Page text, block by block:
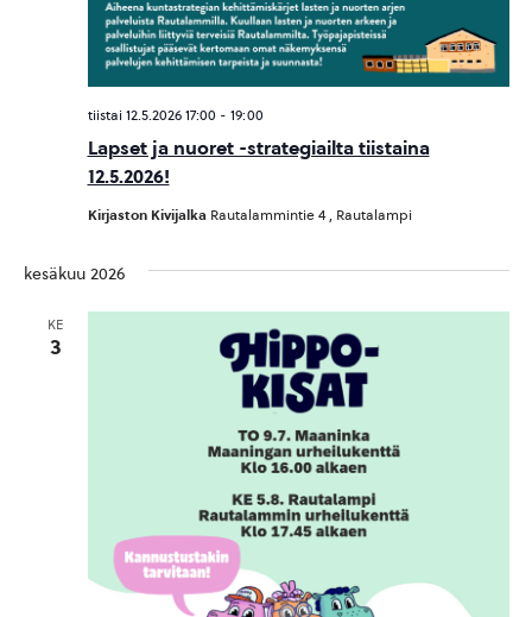
Lapset ja nuoret -strategiailta tiistaina
12.5.2026!
tiistai 12.5.2026 17:00 - 19:00
Kirjaston Kivijalka Rautalammintie 4 , Rautalampi
kesäkuu 2026
KE
3